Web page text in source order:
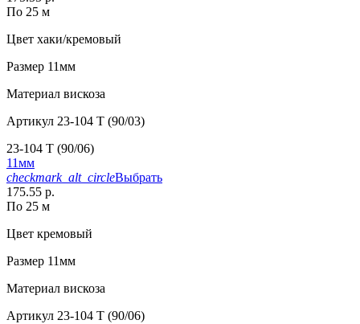
По 25 м
Цвет хаки/кремовый
Размер 11мм
Материал вискоза
Артикул 23-104 T (90/03)
23-104 T (90/06)
11мм
checkmark_alt_circleВыбрать
175.55 р.
По 25 м
Цвет кремовый
Размер 11мм
Материал вискоза
Артикул 23-104 T (90/06)